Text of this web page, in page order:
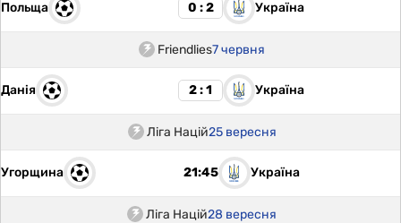
Польща 0 : 2 Україна
Friendlies7 червня
Данія 2 : 1 Україна
Ліга Націй25 вересня
Угорщина 21:45 Україна
Ліга Націй28 вересня